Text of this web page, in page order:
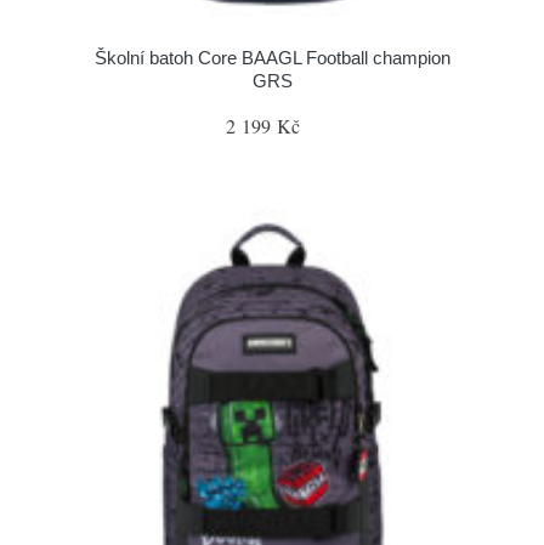
Školní batoh Core BAAGL Football champion
GRS
2 199 Kč